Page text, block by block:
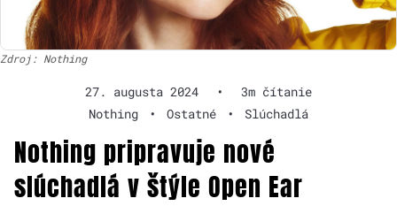
Zdroj: Nothing
27. augusta 2024 •
3m čítanie
Nothing
• Ostatné • Slúchadlá
Nothing pripravuje nové
slúchadlá v štýle Open Ear